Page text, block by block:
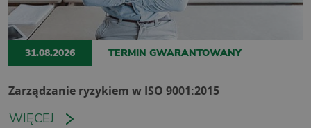
31.08.2026 TERMIN GWARANTOWANY
Zarządzanie ryzykiem w ISO 9001:2015
WIĘCEJ